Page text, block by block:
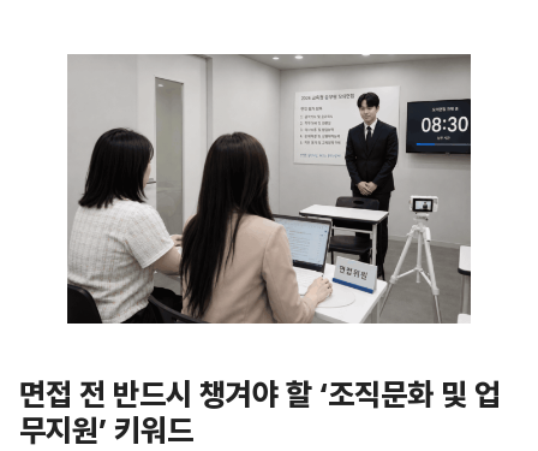
면접 전 반드시 챙겨야 할 ‘조직문화 및 업
무지원’ 키워드